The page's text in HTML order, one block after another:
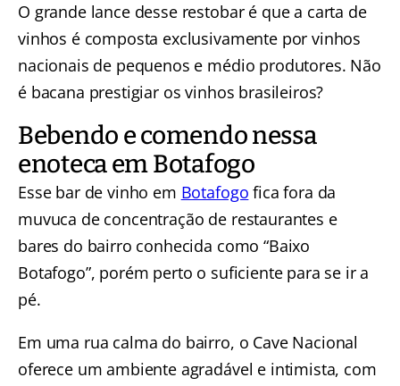
O grande lance desse restobar é que a carta de
vinhos é composta exclusivamente por vinhos
nacionais de pequenos e médio produtores. Não
é bacana prestigiar os vinhos brasileiros?
Bebendo e comendo nessa
enoteca em Botafogo
Esse bar de vinho em Botafogo fica fora da
muvuca de concentração de restaurantes e
bares do bairro conhecida como “Baixo
Botafogo”, porém perto o suficiente para se ir a
pé.
Em uma rua calma do bairro, o Cave Nacional
oferece um ambiente agradável e intimista, com